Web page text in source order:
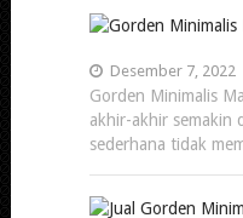
Desember 7, 2022
Gorden Minimalis
akhir-akhir semakin
sederhana tidak